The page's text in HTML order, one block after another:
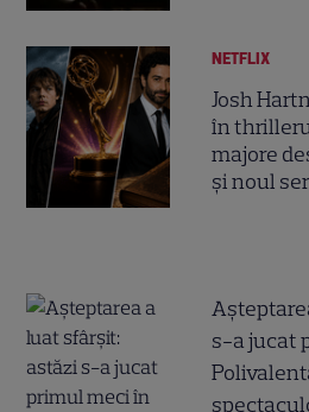
NETFLIX
Josh
în
majore
și noul
s-a jucat